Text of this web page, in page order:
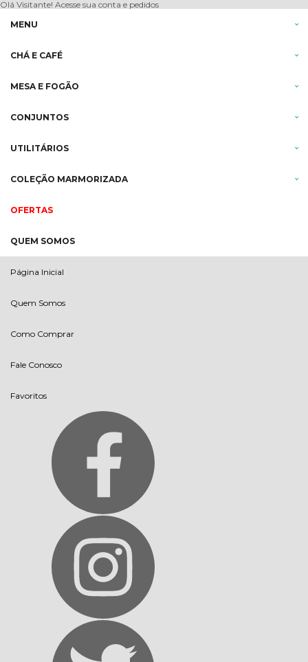
Olá Visitante! Acesse sua conta e pedidos
MENU
CHÁ E CAFÉ
MESA E FOGÃO
CONJUNTOS
UTILITÁRIOS
COLEÇÃO MARMORIZADA
OFERTAS
QUEM SOMOS
Página Inicial
Quem Somos
Como Comprar
Fale Conosco
Favoritos